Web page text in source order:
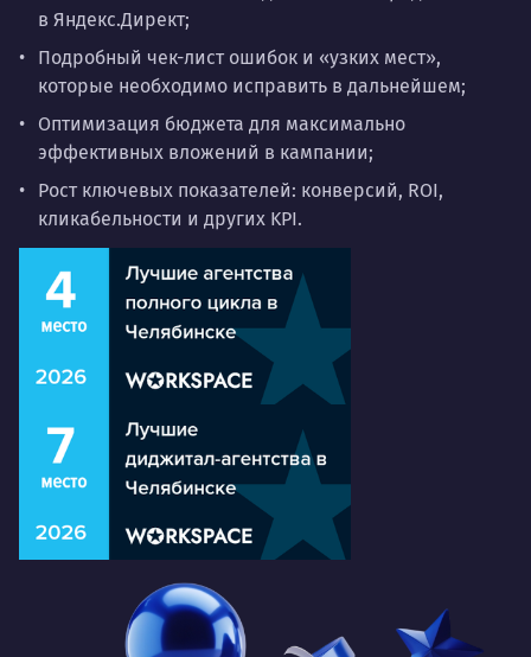
в Яндекс.Директ;
Подробный чек-лист ошибок и «узких мест»,
которые необходимо исправить в дальнейшем;
Оптимизация бюджета для максимально
эффективных вложений в кампании;
Рост ключевых показателей: конверсий, ROI,
кликабельности и других KPI.